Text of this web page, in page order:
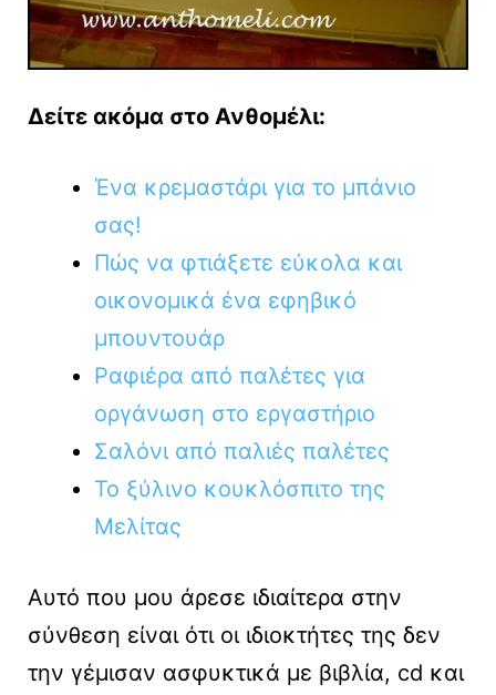
Δείτε ακόμα στο Ανθομέλι:
Ένα κρεμαστάρι για το μπάνιο
σας!
Πώς να φτιάξετε εύκολα και
οικονομικά ένα εφηβικό
μπουντουάρ
Ραφιέρα από παλέτες για
οργάνωση στο εργαστήριο
Σαλόνι από παλιές παλέτες
Το ξύλινο κουκλόσπιτο της
Μελίτας
Αυτό που μου άρεσε ιδιαίτερα στην
σύνθεση είναι ότι οι ιδιοκτήτες της δεν
την γέμισαν ασφυκτικά με βιβλία, cd και